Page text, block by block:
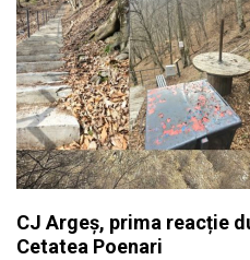
CJ Argeș, prima reacție
Cetatea Poenari